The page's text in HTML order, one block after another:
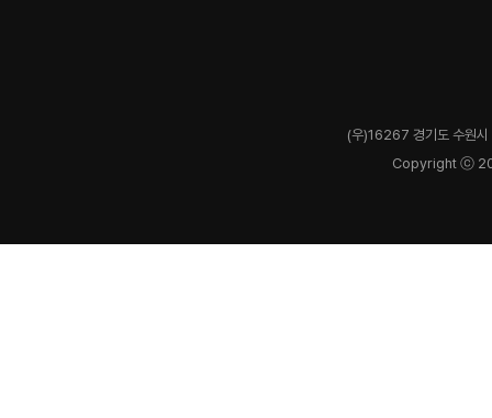
(우)16267 경기도 수원
Copyright ⓒ